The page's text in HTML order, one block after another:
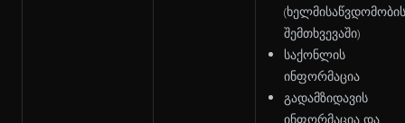
შემთხვევაში)
საქონლის
ინფორმაცია
გადამზიდავის
ინფორმაცია და